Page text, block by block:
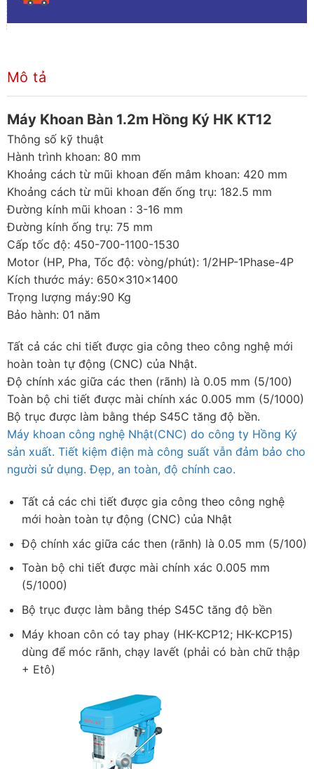
Mô tả
Máy Khoan Bàn 1.2m Hồng Ký HK KT12
Thông số kỹ thuật
Hành trình khoan: 80 mm
Khoảng cách từ mũi khoan đến mâm khoan: 420 mm
Khoảng cách từ mũi khoan đến ống trụ: 182.5 mm
Đường kính mũi khoan : 3-16 mm
Đường kính ống trụ: 75 mm
Cấp tốc độ: 450-700-1100-1530
Motor (HP, Pha, Tốc độ: vòng/phút): 1/2HP-1Phase-4P
Kích thước máy: 650x310x1400
Trọng lượng máy:90 Kg
Bảo hành: 01 năm
Tất cả các chi tiết được gia công theo công nghệ mới
hoàn toàn tự động (CNC) của Nhật.
Độ chính xác giữa các then (rãnh) là 0.05 mm (5/100)
Toàn bộ chi tiết được mài chính xác 0.005 mm (5/1000)
Bộ trục được làm bằng thép S45C tăng độ bền.
Máy khoan công nghệ Nhật(CNC) do công ty Hồng Ký
sản xuất. Tiết kiệm điện mà công suất vẫn đảm bảo cho
người sử dụng. Đẹp, an toàn, độ chính cao.
Tất cả các chi tiết được gia công theo công nghệ
mới hoàn toàn tự động (CNC) của Nhật
Độ chính xác giữa các then (rãnh) là 0.05 mm (5/100)
Toàn bộ chi tiết được mài chính xác 0.005 mm
(5/1000)
Bộ trục được làm bằng thép S45C tăng độ bền
Máy khoan côn có tay phay (HK-KCP12; HK-KCP15)
dùng để móc rãnh, chạy lavết (phải có bàn chữ thập
+ Etô)